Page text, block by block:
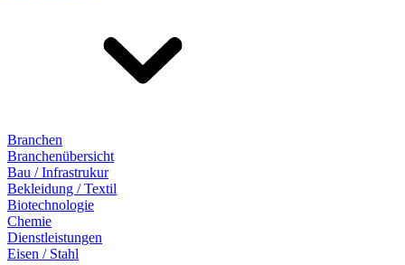
Branchen
Branchenübersicht
Bau / Infrastrukur
Bekleidung / Textil
Biotechnologie
Chemie
Dienstleistungen
Eisen / Stahl